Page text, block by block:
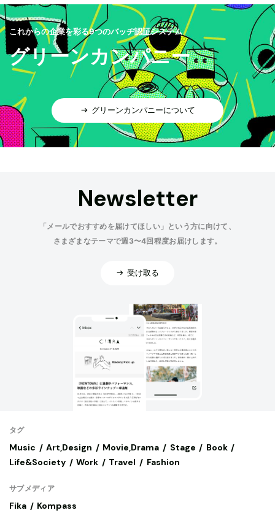
これからの企業を彩る9つのバッヂ認証システム
グリーンカンパニー
グリーンカンパニーについて
Newsletter
「メールでおすすめを届けてほしい」という方に向けて、
さまざまなテーマで週3〜4回程度お届けします。
受け取る
タグ
Music Art,Design Movie,Drama Stage
Book
Life&Society
Work Travel Fashion
サブメディア
Fika Kompass